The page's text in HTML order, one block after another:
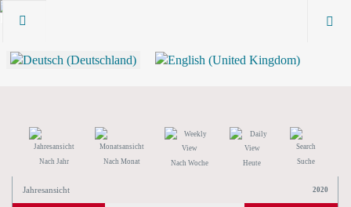
Nach Jahr Nach Monat Nach Woche Heute Suche
Jahresansicht 2020